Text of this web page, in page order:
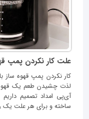
علت کار نکردن پمپ
کار نکردن پمپ قهوه ساز
لذت چشیدن طعم یک قهوه
آی‌پی امداد تصمیم
ساخته و برای هر علت یک